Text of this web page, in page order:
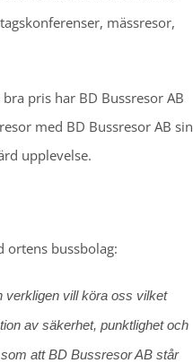
mässresor,
pris har BD Bussresor AB
med BD Bussresor AB sin
upplevelse.
ortens bussbolag:
verkligen vill köra oss vilket
av säkerhet, punktlighet och
att BD Bussresor AB står